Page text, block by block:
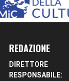
REDAZIONE
DIRETTORE
RESPONSABILE: